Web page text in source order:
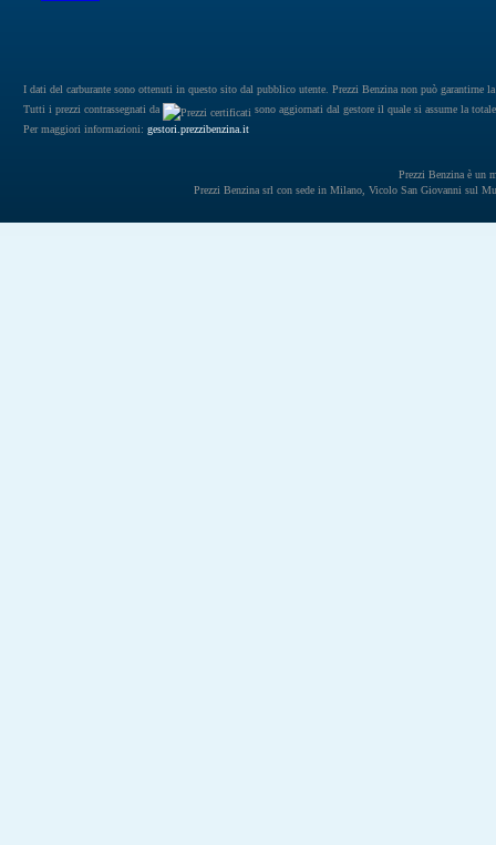
I dati del carburante sono ottenuti in questo sito dal pubblico utente. Prezzi Benzina non può garantirne
Tutti i prezzi contrassegnati da
sono aggiornati dal gestore il quale si assume la
Per maggiori informazioni: gestori.prezzibenzina.it
Prezzi Benzina è un
Prezzi Benzina srl con sede in Milano, Vicolo San Giovanni sul